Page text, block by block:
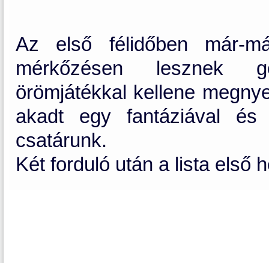
Az első félidőben már-
mérkőzésen lesznek
örömjátékkal kellene
akadt egy fantáziával és
csatárunk.
Két forduló után a lista első